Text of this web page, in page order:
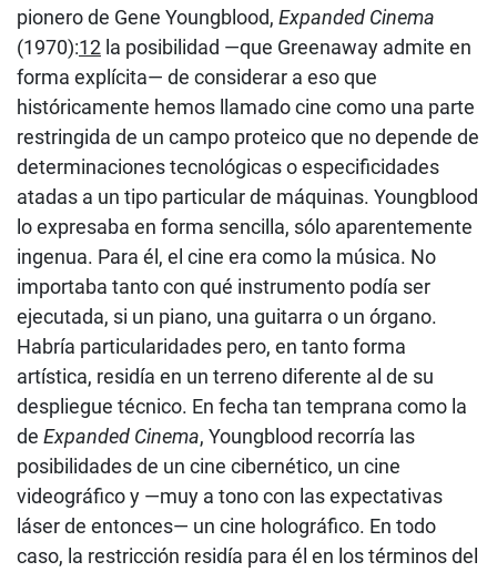
pionero de Gene Youngblood, Expanded Cinema
(1970):12 la posibilidad —que Greenaway admite en
forma explícita— de considerar a eso que
históricamente hemos llamado cine como una parte
restringida de un campo proteico que no depende de
determinaciones tecnológicas o especificidades
atadas a un tipo particular de máquinas. Youngblood
lo expresaba en forma sencilla, sólo aparentemente
ingenua. Para él, el cine era como la música. No
importaba tanto con qué instrumento podía ser
ejecutada, si un piano, una guitarra o un órgano.
Habría particularidades pero, en tanto forma
artística, residía en un terreno diferente al de su
despliegue técnico. En fecha tan temprana como la
de Expanded Cinema, Youngblood recorría las
posibilidades de un cine cibernético, un cine
videográfico y —muy a tono con las expectativas
láser de entonces— un cine holográfico. En todo
caso, la restricción residía para él en los términos del